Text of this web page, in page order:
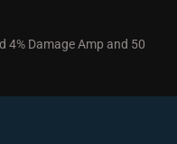
4% Damage Amp and 50